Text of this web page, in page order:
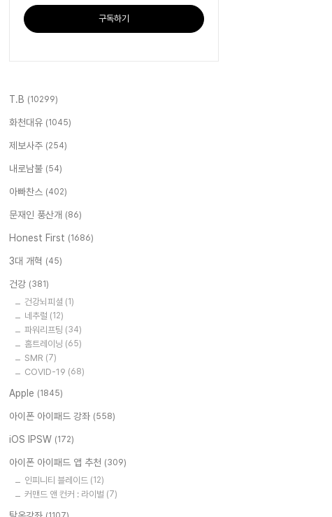
구독하기
T.B (10299)
화천대유 (1045)
제보사주 (254)
내로남불 (54)
아빠찬스 (402)
문재인 풍산개 (86)
Honest First (1686)
3대 개혁 (45)
건강 (381)
건강뇌피셜 (1)
네추럴 (12)
파워리프팅 (34)
홈트레이닝 (65)
SMR (7)
COVID-19 (68)
Apple (1845)
아이폰 아이패드 강좌 (558)
iOS IPSW (172)
아이폰 아이패드 앱 추천 (309)
인피니티 블레이드 (12)
커맨드 앤 컨커 : 라이벌 (7)